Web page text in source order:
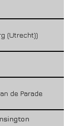
(Utrecht))
de Parade